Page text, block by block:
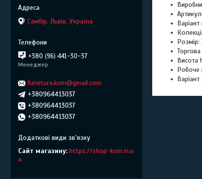
Розмір:
Висота
Робоче
Самбір, Львів, Україна
+380 (96) 441-30-37
Менеджер
furnitura.kom@gmail.com
+380964413037
+380964413037
+380964413037
Сайт магазину https://shop-kom.in.u
a